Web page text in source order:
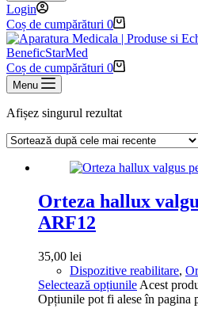
Login
Coș de cumpărături 0
Coș de cumpărături 0
Menu
Afișez singurul rezultat
Orteza hallux
ARF12
35,00 lei
Dispozitive reabilitare,
Selectează opțiunile Acest
Opțiunile pot fi alese în pagina